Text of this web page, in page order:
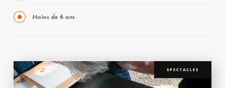
Moins de 6 ans
SPECTACLES